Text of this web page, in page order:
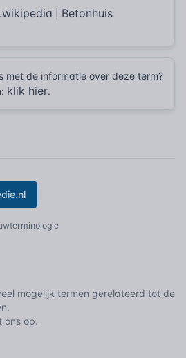
Betonhuis
met de informatie over deze term?
klik hier.
mogelijk termen gerelateerd tot de
ons op.